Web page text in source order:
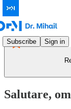
Subscribe Sign in
Salutare,